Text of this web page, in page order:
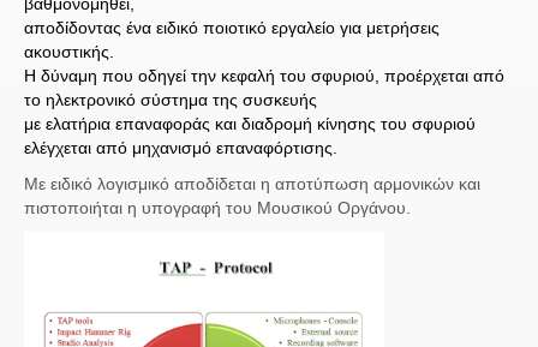
αποδίδοντας ένα ειδικό ποιοτικό εργαλείο για μετρήσεις
ακουστικής.
Η δύναμη που οδηγεί την κεφαλή του σφυριού, προέρχεται από
το ηλεκτρονικό σύστημα της συσκευής
με ελατήρια επαναφοράς και διαδρομή κίνησης του σφυριού
ελέγχεται από μηχανισμό επαναφόρτισης.
Με ειδικό λογισμικό αποδίδεται η αποτύπωση αρμονικών και
πιστοποιήται η υπογραφή του Μουσικού Οργάνου.